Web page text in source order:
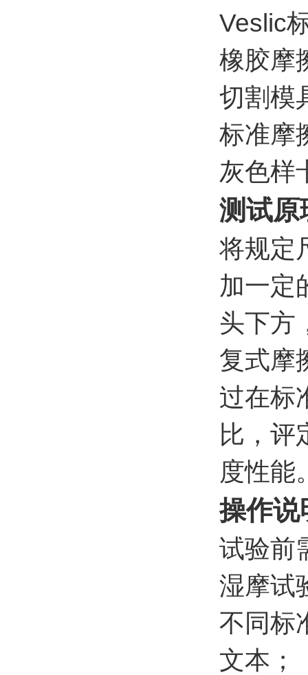
Veslic
橡胶摩
切割模
标准摩
灰色样
测试原
将规定
加一定
头下方
复式摩
过在标
比，评
度性能
操作说
试验前
湿摩试
不同标
文本；